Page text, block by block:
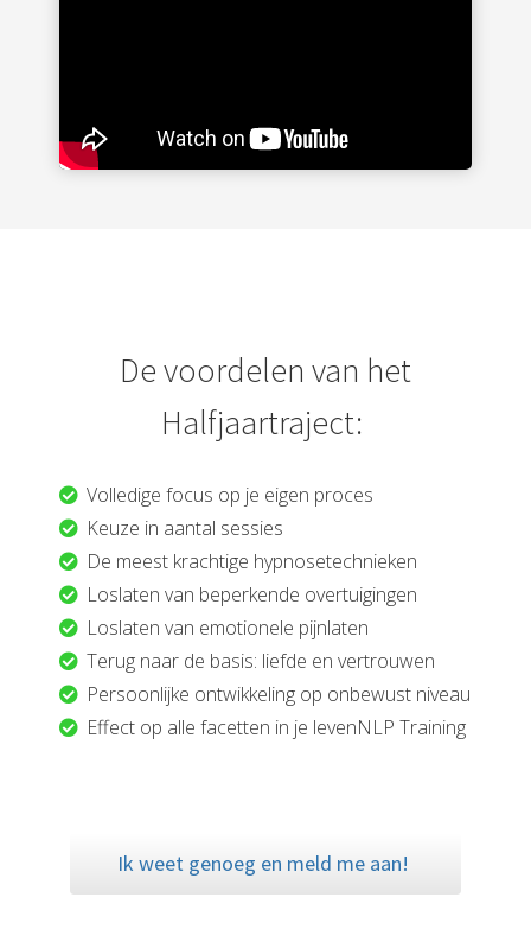
De voordelen van het
Halfjaartraject:
Volledige focus op je eigen proces
Keuze in aantal sessies
De meest krachtige hypnosetechnieken
Loslaten van beperkende overtuigingen
Loslaten van emotionele pijnlaten
Terug naar de basis: liefde en vertrouwen
Persoonlijke ontwikkeling op onbewust niveau
Effect op alle facetten in je levenNLP Training
Ik weet genoeg en meld me aan!